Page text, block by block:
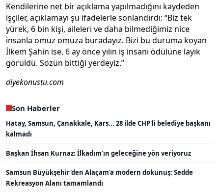
Kendilerine net bir açıklama yapılmadığını kaydeden
işçiler, açıklamayı şu ifadelerle sonlandırdı: “Biz tek
yürek, 6 bin kişi, aileleri ve daha bilmediğimiz nice
insanla omuz omuza buradayız. Bizi bu duruma koyan
İlkem Şahin ise, 6 ay önce yılın iş insanı ödülüne layık
görüldü. Sözün bittiği yerdeyiz.”
diyekonustu.com
Son Haberler
Hatay, Samsun, Çanakkale, Kars... 28 ilde CHP'li belediye başkanı
kalmadı
Başkan İhsan Kurnaz: İlkadım'ın geleceğine yön veriyoruz
Samsun Büyükşehir'den Alaçam'a modern dokunuş: Sedde
Rekreasyon Alanı tamamlandı